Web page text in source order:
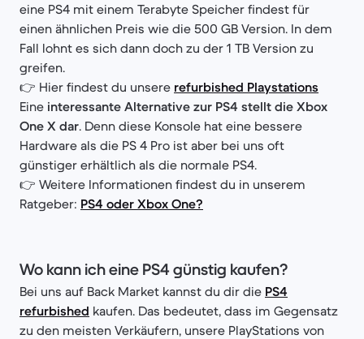
eine PS4 mit einem Terabyte Speicher findest für
einen ähnlichen Preis wie die 500 GB Version. In dem
Fall lohnt es sich dann doch zu der 1 TB Version zu
greifen.
👉 Hier findest du unsere refurbished Playstations
Eine interessante Alternative zur PS4 stellt die Xbox
One X dar. Denn diese Konsole hat eine bessere
Hardware als die PS 4 Pro ist aber bei uns oft
günstiger erhältlich als die normale PS4.
👉 Weitere Informationen findest du in unserem
Ratgeber: PS4 oder Xbox One?
Wo kann ich eine PS4 günstig kaufen?
Bei uns auf Back Market kannst du dir die PS4
refurbished kaufen. Das bedeutet, dass im Gegensatz
zu den meisten Verkäufern, unsere PlayStations von